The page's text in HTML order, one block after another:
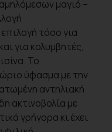
μαγιό –
τόσο για
για κολυμβητές,
Το
ύφασμα με την
αντηλιακή
ακτινοβολία με
γρήγορα κι έχει